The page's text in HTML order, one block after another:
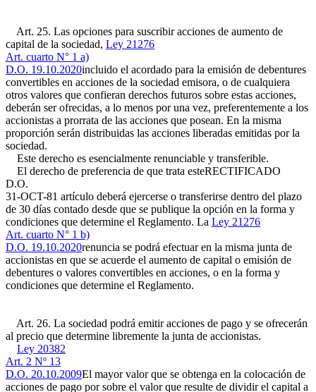
Art. 25. Las opciones para suscribir acciones de aumento de
capital de la sociedad, Ley 21276
Art. cuarto N° 1 a)
D.O. 19.10.2020incluido el acordado para la emisión de debentures
convertibles en acciones de la sociedad emisora, o de cualquiera
otros valores que confieran derechos futuros sobre estas acciones,
deberán ser ofrecidas, a lo menos por una vez, preferentemente a los
accionistas a prorrata de las acciones que posean. En la misma
proporción serán distribuidas las acciones liberadas emitidas por la
sociedad.
Este derecho es esencialmente renunciable y transferible.
El derecho de preferencia de que trata esteRECTIFICADO
D.O.
31-OCT-81 artículo deberá ejercerse o transferirse dentro del plazo
de 30 días contado desde que se publique la opción en la forma y
condiciones que determine el Reglamento. La Ley 21276
Art. cuarto N° 1 b)
D.O. 19.10.2020renuncia se podrá efectuar en la misma junta de
accionistas en que se acuerde el aumento de capital o emisión de
debentures o valores convertibles en acciones, o en la forma y
condiciones que determine el Reglamento.
Art. 26. La sociedad podrá emitir acciones de pago y se ofrecerán
al precio que determine libremente la junta de accionistas.
Ley 20382
Art. 2 Nº 13
D.O. 20.10.2009El mayor valor que se obtenga en la colocación de
acciones de pago por sobre el valor que resulte de dividir el capital a